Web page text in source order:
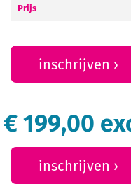
Prijs
inschrijven
€ 199,00
inschrijven